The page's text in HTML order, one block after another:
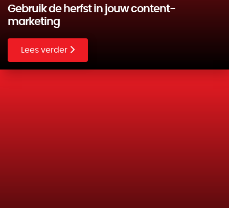
Gebruik de herfst in jouw content-
marketing
Lees verder